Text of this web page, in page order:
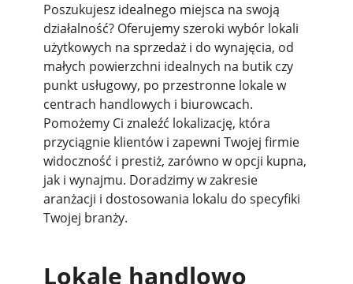
Poszukujesz idealnego miejsca na swoją
działalność? Oferujemy szeroki wybór lokali
użytkowych na sprzedaż i do wynajęcia, od
małych powierzchni idealnych na butik czy
punkt usługowy, po przestronne lokale w
centrach handlowych i biurowcach.
Pomożemy Ci znaleźć lokalizację, która
przyciągnie klientów i zapewni Twojej firmie
widoczność i prestiż, zarówno w opcji kupna,
jak i wynajmu. Doradzimy w zakresie
aranżacji i dostosowania lokalu do specyfiki
Twojej branży.
Lokale handlowo